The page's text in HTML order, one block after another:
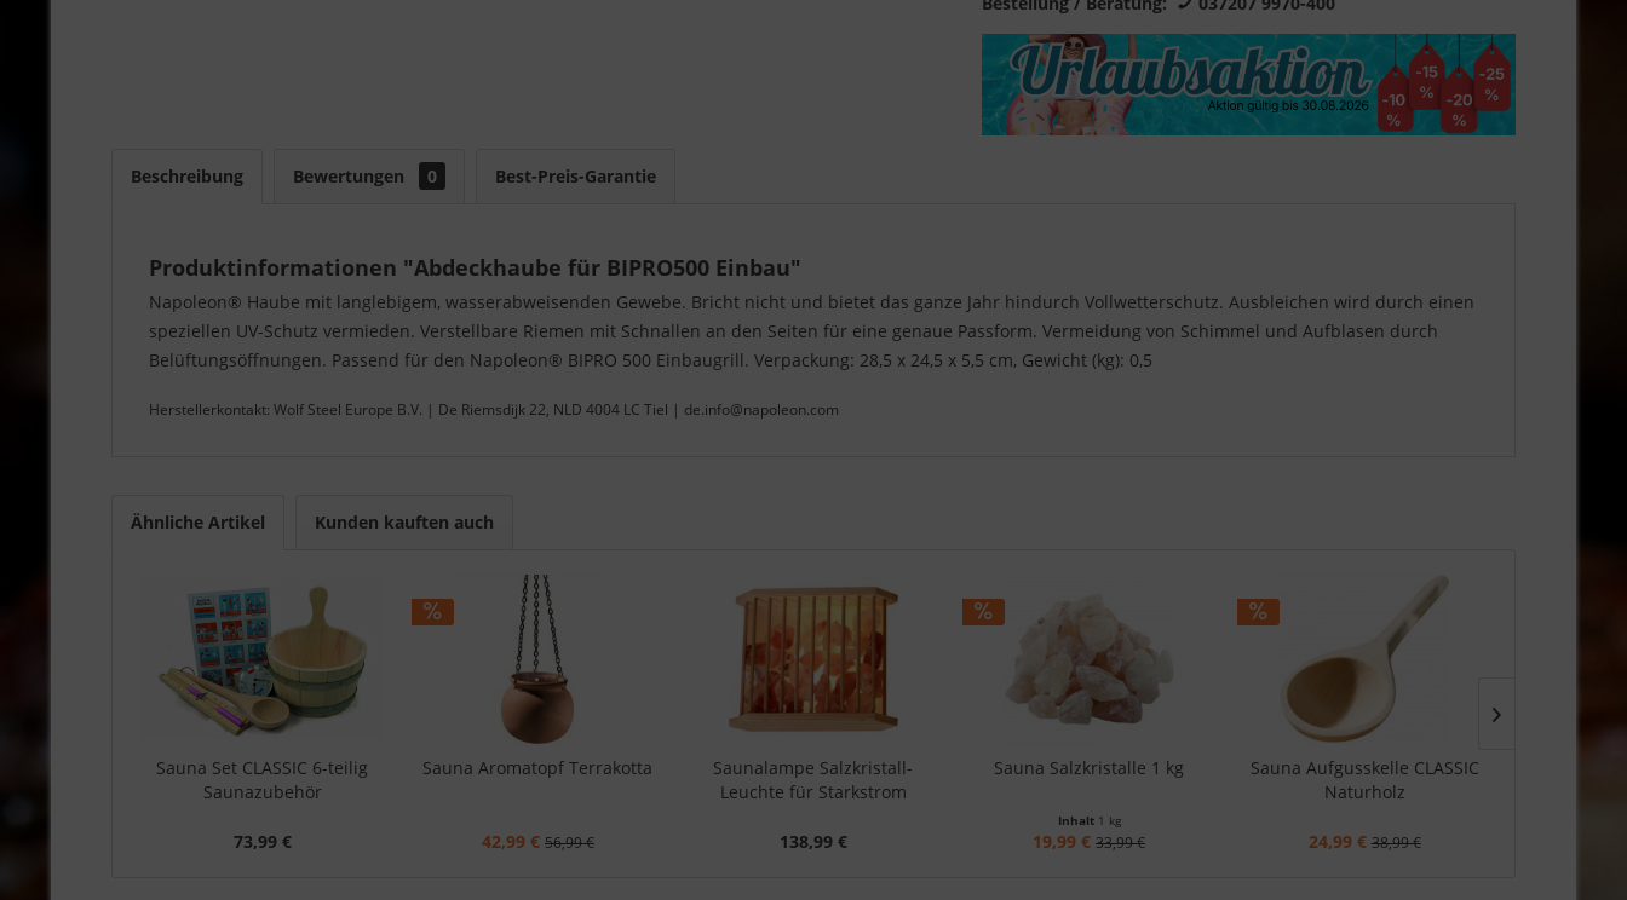
Beschreibung Bewertungen 0 Best-Preis-Garantie
Produktinformationen "Abdeckhaube für BIPRO500 Einbau"
Napoleon® Haube mit langlebigem, wasserabweisenden Gewebe. Bricht nicht und bietet das ganze Jahr hindurch Vollwetterschutz. Ausbleichen wird durch einen
speziellen UV-Schutz vermieden. Verstellbare Riemen mit Schnallen an den Seiten für eine genaue Passform. Vermeidung von Schimmel und Aufblasen durch
Belüftungsöffnungen. Passend für den Napoleon® BIPRO 500 Einbaugrill. Verpackung: 28,5 x 24,5 x 5,5 cm, Gewicht (kg): 0,5
Herstellerkontakt: Wolf Steel Europe B.V. | De Riemsdijk 22, NLD 4004 LC Tiel | de.info@napoleon.com
Ähnliche Artikel Kunden kauften auch
Sauna Set CLASSIC 6-teilig
Saunazubehör
73,99 €
Sauna Aromatopf Terrakotta
42,99 € 56,99 €
Saunalampe Salzkristall-
Leuchte für Starkstrom
138,99 €
Sauna Salzkristalle 1 kg
Inhalt 1 kg
19,99 € 33,99 €
Sauna Aufgusskelle CLASSIC
Naturholz
24,99 € 38,99 €